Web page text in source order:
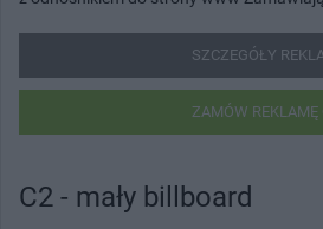
SZCZEGÓŁY
ZAMÓW REKLAMĘ
C2 - mały billboard